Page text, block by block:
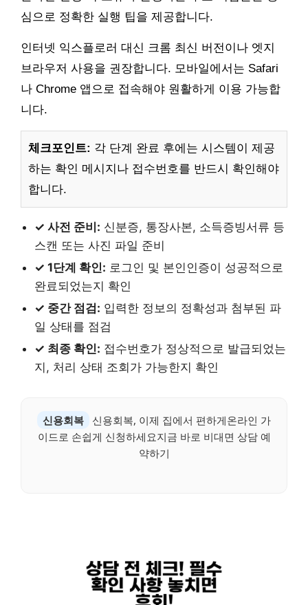
심으로 정확한 실행 팁을 제공합니다.
인터넷 익스플로러 대신 크롬 최신 버전이나 엣지
브라우저 사용을 권장합니다. 모바일에서는 Safari
나 Chrome 앱으로 접속해야 원활하게 이용 가능합
니다.
체크포인트: 각 단계 완료 후에는 시스템이 제공
하는 확인 메시지나 접수번호를 반드시 확인해야
합니다.
✓ 사전 준비: 신분증, 통장사본, 소득증빙서류 등
스캔 또는 사진 파일 준비
✓ 1단계 확인: 로그인 및 본인인증이 성공적으로
완료되었는지 확인
✓ 중간 점검: 입력한 정보의 정확성과 첨부된 파
일 상태를 점검
✓ 최종 확인: 접수번호가 정상적으로 발급되었는
지, 처리 상태 조회가 가능한지 확인
신용회복
신용회복, 이제 집에서 편하게온라인 가
이드로 손쉽게 신청하세요지금 바로 비대면 상담 예
약하기